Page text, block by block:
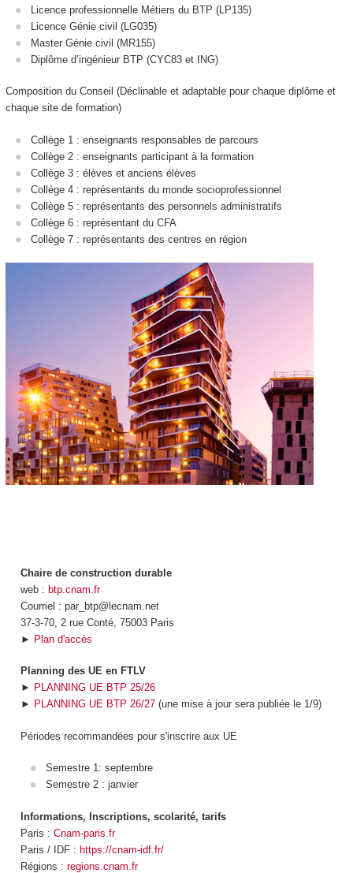
Licence professionnelle Métiers du BTP (LP135)
Licence Génie civil (LG035)
Master Génie civil (MR155)
Diplôme d’ingénieur BTP (CYC83 et ING)
Composition du Conseil (Déclinable et adaptable pour chaque diplôme et
chaque site de formation)
Collège 1 : enseignants responsables de parcours
Collège 2 : enseignants participant à la formation
Collège 3 : élèves et anciens élèves
Collège 4 : représentants du monde socioprofessionnel
Collège 5 : représentants des personnels administratifs
Collège 6 : représentant du CFA
Collège 7 : représentants des centres en région
Chaire de construction durable
web : btp.cnam.fr
Courriel : par_btp@lecnam.net
37-3-70, 2 rue Conté, 75003 Paris
► Plan d'accès
Planning des UE en FTLV
► PLANNING UE BTP 25/26
► PLANNING UE BTP 26/27(une mise à jour sera publiée le 1/9)
Périodes recommandées pour s'inscrire aux UE
Semestre 1: septembre
Semestre 2 : janvier
Informations, Inscriptions, scolarité, tarifs
Paris : Cnam-paris.fr
Paris / IDF : https://cnam-idf.fr/
Régions : regions.cnam.fr